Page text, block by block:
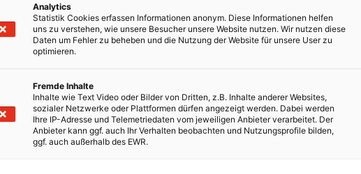
Analytics
Statistik Cookies erfassen Informationen anonym. Diese Informationen helfen
uns zu verstehen, wie unsere Besucher unsere Website nutzen. Wir nutzen diese
Daten um Fehler zu beheben und die Nutzung der Website für unsere User zu
optimieren.
Fremde Inhalte
Inhalte wie Text Video oder Bilder von Dritten, z.B. Inhalte anderer Websites,
sozialer Netzwerke oder Plattformen dürfen angezeigt werden. Dabei werden
Ihre IP-Adresse und Telemetriedaten vom jeweiligen Anbieter verarbeitet. Der
Anbieter kann ggf. auch Ihr Verhalten beobachten und Nutzungsprofile bilden,
ggf. auch außerhalb des EWR.